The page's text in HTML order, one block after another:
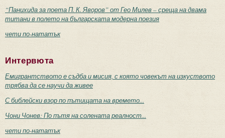
“Панихида за поета П. К. Яворов” от Гео Милев – среща на двама
титани в полето на българската модерна поезия
чети по-нататък
Интервюта
Емигрантството е съдба и мисия, с която човекът на изкуството
трябва да се научи да живее
С библейски взор по пътищата на времето...
Чони Чонев: По пътя на солената реалност...
чети по-нататък